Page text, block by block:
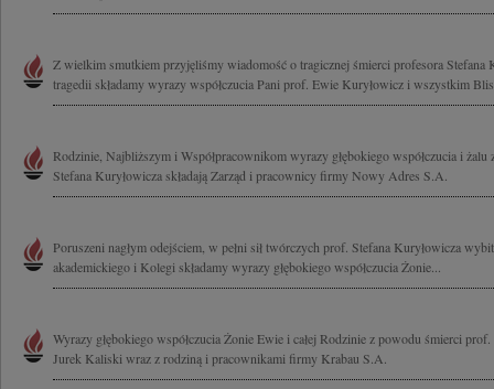
Z wielkim smutkiem przyjęliśmy wiadomość o tragicznej śmierci profesora
tragedii składamy wyrazy współczucia Pani prof. Ewie Kuryłowicz i wszystkim
Rodzinie, Najbliższym i Współpracownikom wyrazy głębokiego współczucia i
Stefana Kuryłowicza składają Zarząd i pracownicy firmy Nowy Adres S.A.
Poruszeni nagłym odejściem, w pełni sił twórczych prof. Stefana Kuryłowicza
akademickiego i Kolegi składamy wyrazy głębokiego współczucia Żonie...
Wyrazy głębokiego współczucia Żonie Ewie i całej Rodzinie z powodu śmierci prof.
Jurek Kaliski wraz z rodziną i pracownikami firmy Krabau S.A.